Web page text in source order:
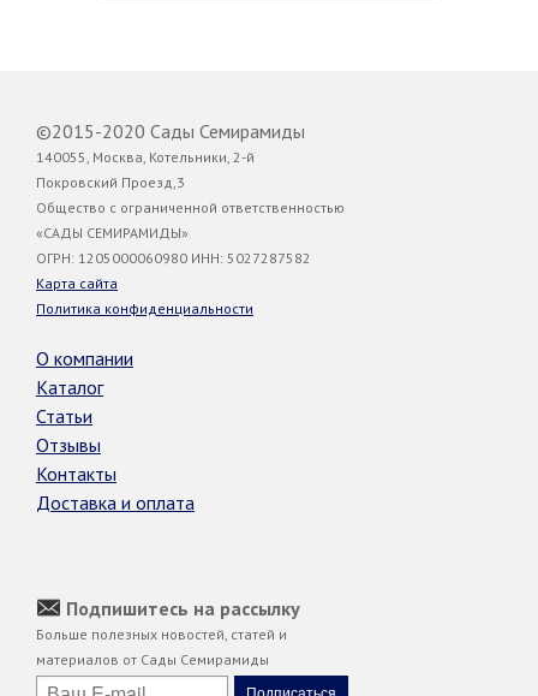
©2015-2020 Сады Семирамиды
140055, Москва, Котельники, 2-й
Покровский Проезд,3
Общество с ограниченной ответственностью
«САДЫ СЕМИРАМИДЫ»
ОГРН: 1205000060980 ИНН: 5027287582
Карта сайта
Политика конфиденциальности
О компании
Каталог
Статьи
Отзывы
Контакты
Доставка и оплата
Подпишитесь на рассылку
Больше полезных новостей, статей и
материалов от Сады Семирамиды